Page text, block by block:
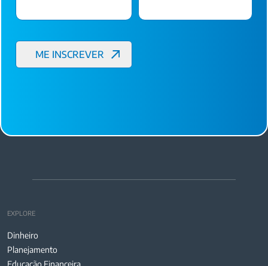
EXPLORE
Dinheiro
Planejamento
Educação Financeira